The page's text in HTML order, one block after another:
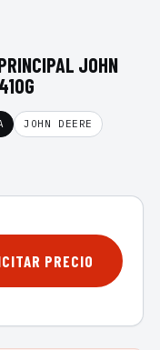
JOHN
JOHN DEERE
PRECIO